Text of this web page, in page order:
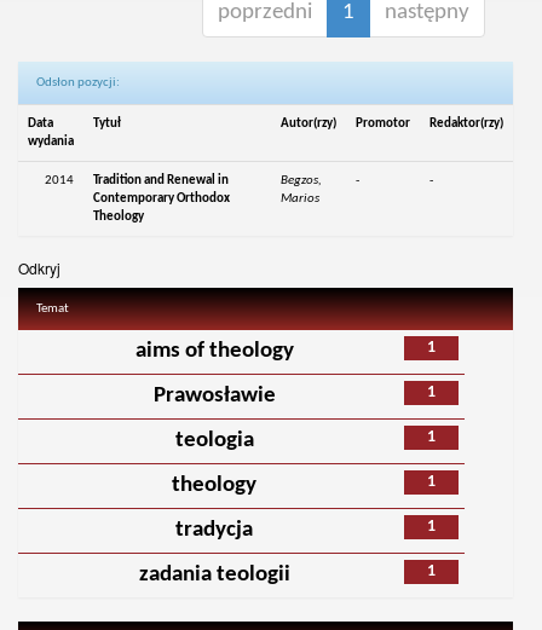
poprzedni 1 następny
Odsłon pozycji:
Data
wydania
Tytuł Autor(rzy) Promotor Redaktor(rzy)
2014
Tradition and Renewal in
Contemporary Orthodox
Theology
Begzos,
Marios
- -
Odkryj
Temat
1
aims of theology
1
Prawosławie
1
teologia
1
theology
1
tradycja
1
zadania teologii